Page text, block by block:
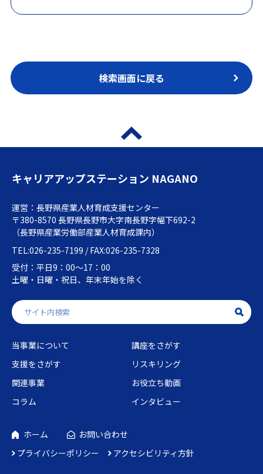
検索画面に戻る
キャリアアップステーション NAGANO
運営：長野県産業人材育成支援センター
〒380-8570 長野県長野市大字南長野字幅下692-2
（長野県産業労働部産業人材育成課内）
TEL:026-235-7199 / FAX:026-235-7328
受付：平日9：00～17：00
土曜・日曜・祝日、年末年始を除く
当事業について
講座をさがす
支援をさがす
リスキリング
関連事業
お役立ち動画
コラム
インタビュー
ホーム
お問い合わせ
プライバシーポリシー
アクセシビリティ方針